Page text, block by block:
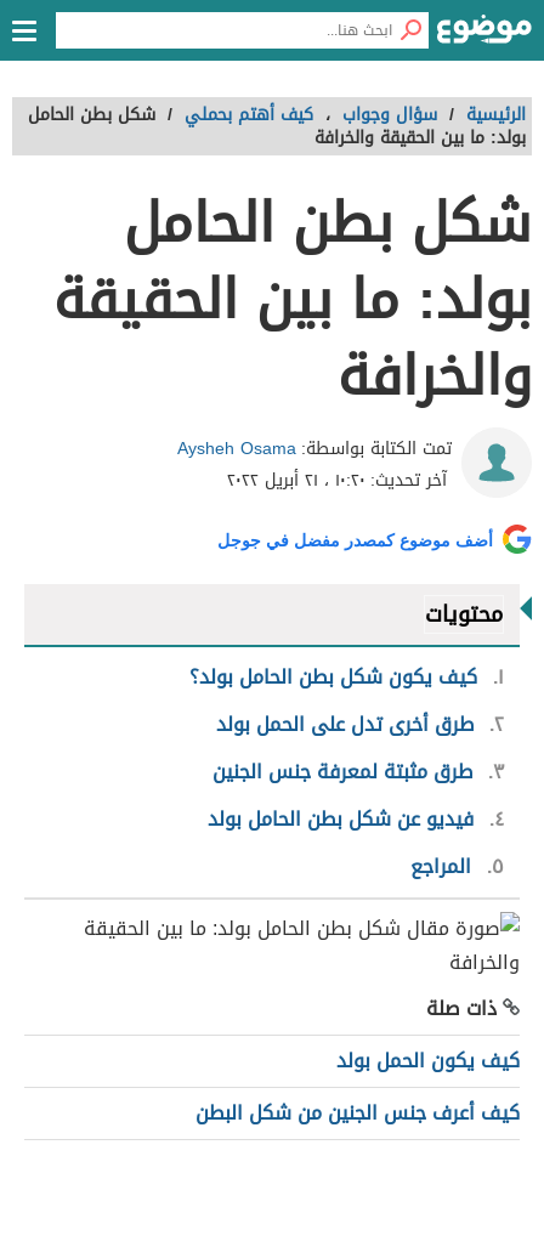
الرئيسية / سؤال وجواب ، كيف أهتم بحملي / شكل بطن الحامل
بولد: ما بين الحقيقة والخرافة
شكل بطن الحامل
بولد: ما بين الحقيقة
والخرافة
تمت الكتابة بواسطة:Aysheh Osama
آخر تحديث: ١٠:٢٠ ، ٢١ أبريل ٢٠٢٢
أضف موضوع كمصدر مفضل في جوجل
محتويات
١ كيف يكون شكل بطن الحامل بولد؟
٢ طرق أخرى تدل على الحمل بولد
٣ طرق مثبتة لمعرفة جنس الجنين
٤ فيديو عن شكل بطن الحامل بولد
٥
المراجع
ذات صلة
كيف يكون الحمل بولد
كيف أعرف جنس الجنين من شكل البطن